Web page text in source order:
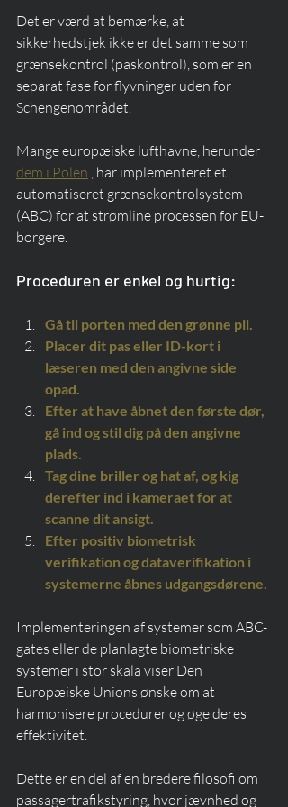
Det er værd at bemærke, at
sikkerhedstjek ikke er det samme som
grænsekontrol (paskontrol), som er en
separat fase for flyvninger uden for
Schengenområdet.
Mange europæiske lufthavne, herunder
dem i Polen , har implementeret et
automatiseret grænsekontrolsystem
(ABC) for at strømline processen for EU-
borgere.
Proceduren er enkel og hurtig:
Gå til porten med den grønne pil.
Placer dit pas eller ID-kort i
læseren med den angivne side
opad.
Efter at have åbnet den første dør,
gå ind og stil dig på den angivne
plads.
Tag dine briller og hat af, og kig
derefter ind i kameraet for at
scanne dit ansigt.
Efter positiv biometrisk
verifikation og dataverifikation i
systemerne åbnes udgangsdørene.
Implementeringen af systemer som ABC-
gates eller de planlagte biometriske
systemer i stor skala viser Den
Europæiske Unions ønske om at
harmonisere procedurer og øge deres
effektivitet.
Dette er en del af en bredere filosofi om
passagertrafikstyring, hvor jævnhed og